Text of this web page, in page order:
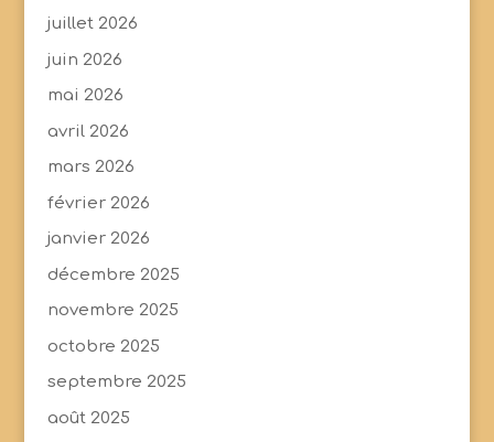
juillet 2026
juin 2026
mai 2026
avril 2026
mars 2026
février 2026
janvier 2026
décembre 2025
novembre 2025
octobre 2025
septembre 2025
août 2025